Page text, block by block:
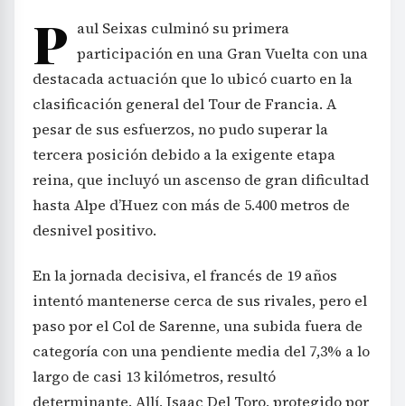
P aul Seixas culminó su primera
participación en una Gran Vuelta con una
destacada actuación que lo ubicó cuarto en la
clasificación general del Tour de Francia. A
pesar de sus esfuerzos, no pudo superar la
tercera posición debido a la exigente etapa
reina, que incluyó un ascenso de gran dificultad
hasta Alpe d’Huez con más de 5.400 metros de
desnivel positivo.
En la jornada decisiva, el francés de 19 años
intentó mantenerse cerca de sus rivales, pero el
paso por el Col de Sarenne, una subida fuera de
categoría con una pendiente media del 7,3% a lo
largo de casi 13 kilómetros, resultó
determinante. Allí, Isaac Del Toro, protegido por